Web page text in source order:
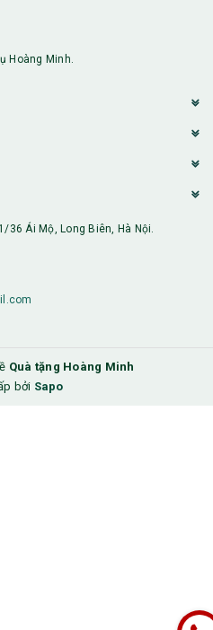
Hoàng Minh.
36 Ái Mộ, Long Biên, Hà Nội.
Quà tặng Hoàng Minh
bởi Sapo